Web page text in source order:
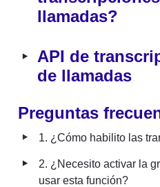
llamadas?
‣ API de
de llamadas
Preguntas
‣ 1. ¿Cómo habilito las
‣
2. ¿Necesito activar la
usar esta función?